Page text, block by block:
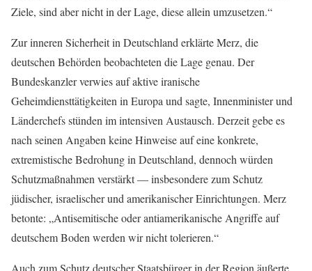
Ziele, sind aber nicht in der Lage, diese allein umzusetzen.“
Zur inneren Sicherheit in Deutschland erklärte Merz, die
deutschen Behörden beobachteten die Lage genau. Der
Bundeskanzler verwies auf aktive iranische
Geheimdiensttätigkeiten in Europa und sagte, Innenminister und
Länderchefs stünden im intensiven Austausch. Derzeit gebe es
nach seinen Angaben keine Hinweise auf eine konkrete,
extremistische Bedrohung in Deutschland, dennoch würden
Schutzmaßnahmen verstärkt — insbesondere zum Schutz
jüdischer, israelischer und amerikanischer Einrichtungen. Merz
betonte: „Antisemitische oder antiamerikanische Angriffe auf
deutschem Boden werden wir nicht tolerieren.“
Auch zum Schutz deutscher Staatsbürger in der Region äußerte